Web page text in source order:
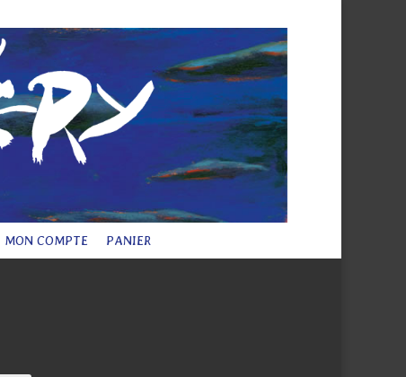
MON COMPTE PANIER